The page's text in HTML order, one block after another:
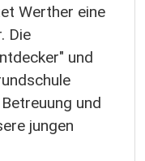
Werther eine
Die
und
und
jungen